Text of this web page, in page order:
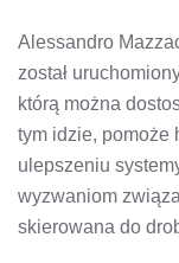
Alessandro
został
którą można
tym idzie, pomoże
ulepszeniu
wyzwaniom
skierowana do